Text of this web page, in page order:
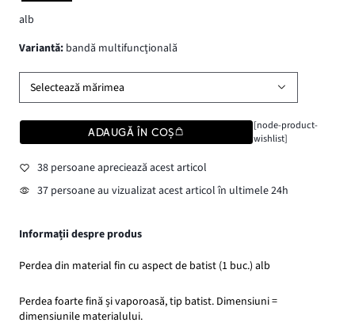
alb
variantă: bandă multifuncţională
Selectează mărimea
ADAUGĂ ÎN COȘ
[node-product-
wishlist]
38 persoane apreciează acest articol
37 persoane au vizualizat acest articol în ultimele 24h
Informații despre produs
Perdea din material fin cu aspect de batist (1 buc.) alb
Perdea foarte fină și vaporoasă, tip batist. Dimensiuni =
dimensiunile materialului.